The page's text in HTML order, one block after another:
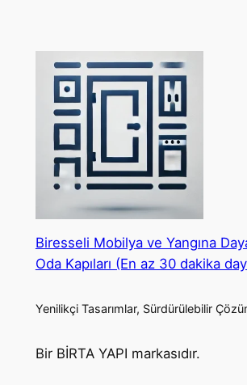
Biresseli Mobilya ve Yangına
Oda Kapıları (En az 30 dakika
Yenilikçi Tasarımlar, Sürdürülebilir
Bir BİRTA YAPI markasıdır.